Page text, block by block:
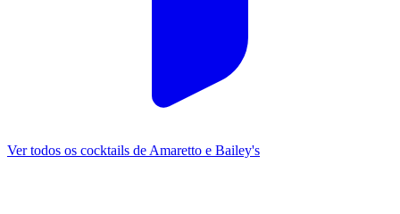
Ver todos os cocktails de Amaretto e Bailey's